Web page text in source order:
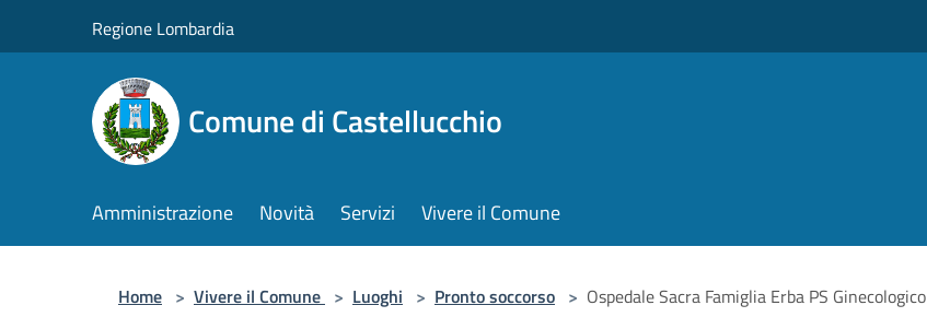
Regione Lombardia
Comune di Castellucchio
Amministrazione Novità Servizi Vivere il Comune
Home > Vivere il Comune > Luoghi > Pronto soccorso > Ospedale Sacra Famiglia Erba PS Ginecologico